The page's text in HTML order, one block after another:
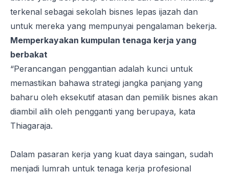
terkenal sebagai sekolah bisnes lepas ijazah dan
untuk mereka yang mempunyai pengalaman bekerja.
Memperkayakan kumpulan tenaga kerja yang
berbakat
“Perancangan penggantian adalah kunci untuk
memastikan bahawa strategi jangka panjang yang
baharu oleh eksekutif atasan dan pemilik bisnes akan
diambil alih oleh pengganti yang berupaya, kata
Thiagaraja.
Dalam pasaran kerja yang kuat daya saingan, sudah
menjadi lumrah untuk tenaga kerja profesional